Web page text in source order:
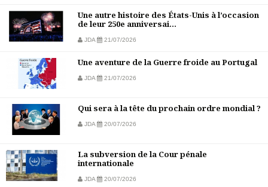
Une autre histoire des États-Unis à l’occasion
de leur 250e anniversai...
JDA 21/07/2026
Une aventure de la Guerre froide au Portugal
JDA 21/07/2026
Qui sera à la tête du prochain ordre mondial ?
JDA 20/07/2026
La subversion de la Cour pénale
internationale
JDA 20/07/2026